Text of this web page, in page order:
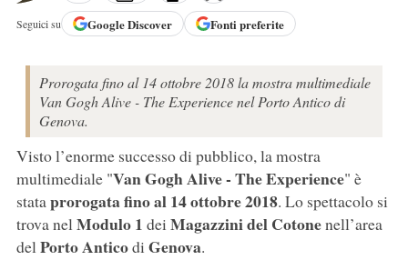
Seguici su GoogleDiscover Fonti preferite
Prorogata fino al 14 ottobre 2018 la mostra multimediale
Van Gogh Alive - The Experience nel Porto Antico di
Genova.
Visto l’enorme successo di pubblico, la mostra
multimediale "Van Gogh Alive - The Experience" è
stataprorogata fino al 14 ottobre 2018. Lo spettacolo si
trova nelModulo 1 dei Magazzini del Cotonenell’area
delPorto Anticodi Genova.